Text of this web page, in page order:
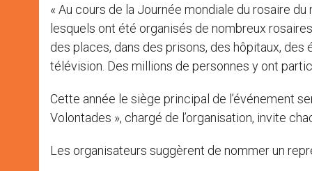
« Au cours de la Journée mondiale du rosaire
lesquels ont été organisés de nombreux
des places, dans des prisons, des hôpitaux,
télévision. Des millions de personnes y ont
Cette année le siège principal de l’événement
Volontades », chargé de l’organisation, invite
Les organisateurs suggèrent de nommer un